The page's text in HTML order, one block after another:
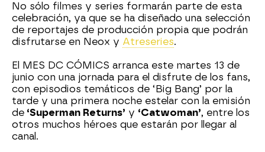
No sólo filmes y series formarán parte de esta
celebración, ya que se ha diseñado una selección
de reportajes de producción propia que podrán
disfrutarse en Neox y Atreseries.
El MES DC CÓMICS arranca este martes 13 de
junio con una jornada para el disfrute de los fans,
con episodios temáticos de ‘Big Bang’ por la
tarde y una primera noche estelar con la emisión
de ‘Superman Returns’ y ‘Catwoman’, entre los
otros muchos héroes que estarán por llegar al
canal.